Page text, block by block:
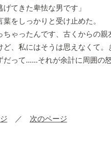
てきた卑怯な男です」
をしっかりと受け止めた。
ちゃったんです、古くからの
、私にはそうは思えなくて
って……それが余計に周囲の
／ 次のページ